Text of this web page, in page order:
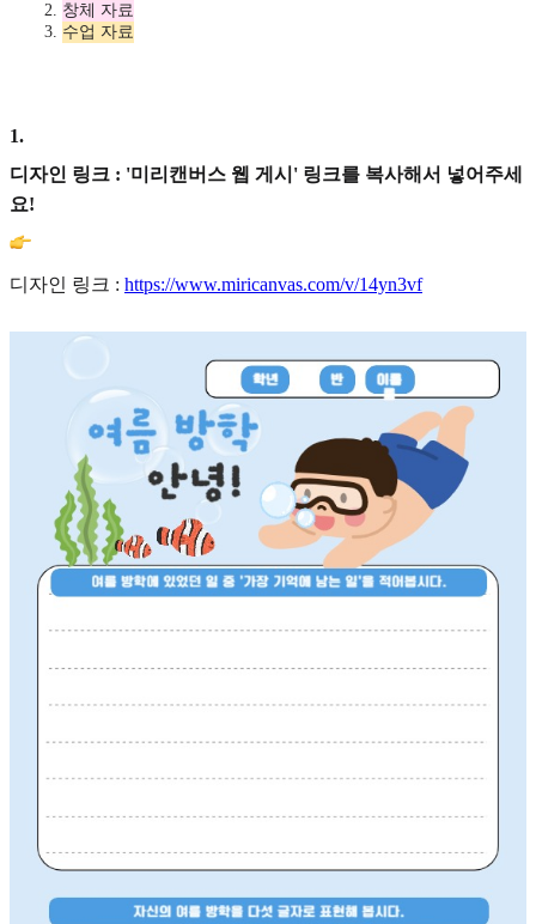
창체 자료
수업 자료
1.
디자인 링크 : '미리캔버스 웹 게시' 링크를 복사해서 넣어주세
요!
디자인 링크 : https://www.miricanvas.com/v/14yn3vf